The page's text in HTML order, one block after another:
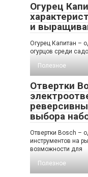
Огурец
и
Огурец Капитан –
огурцов среди
Полезное
Отвертки
выбора
Отвертки Bosch –
инструментов на
возможности для
Полезное